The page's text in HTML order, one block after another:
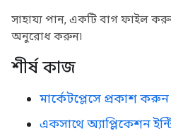
সাহায্য পান, একটি বাগ ফাইল
অনুরোধ করুন৷
শীর্ষ কাজ
মার্কেটপ্লেসে প্রকাশ করুন
একসাথে অ্যাপ্লিকেশন